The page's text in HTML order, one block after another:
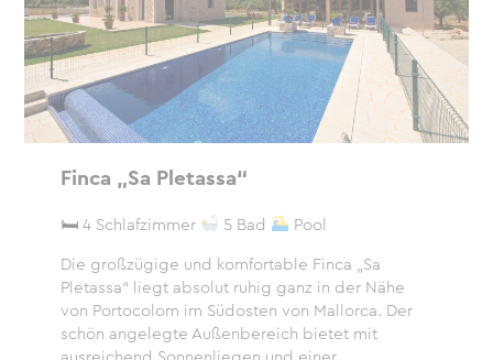
Finca „Sa Pletassa“
🛏 4 Schlafzimmer 5 Bad
Pool
Die großzügige und komfortable Finca „Sa
Pletassa“ liegt absolut ruhig ganz in der Nähe
von Portocolom im Südosten von Mallorca. Der
schön angelegte Außenbereich bietet mit